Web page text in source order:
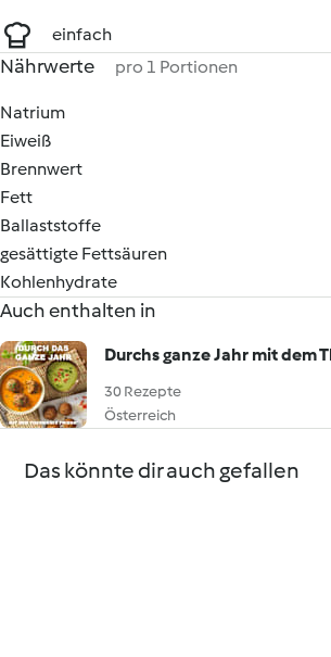
einfach
Nährwerte pro 1 Portionen
Natrium
Eiweiß
Brennwert
Fett
Ballaststoffe
gesättigte Fettsäuren
Kohlenhydrate
Auch enthalten in
Durchs ganze Jahr mit dem
30 Rezepte
Österreich
Das könnte dir auch gefallen